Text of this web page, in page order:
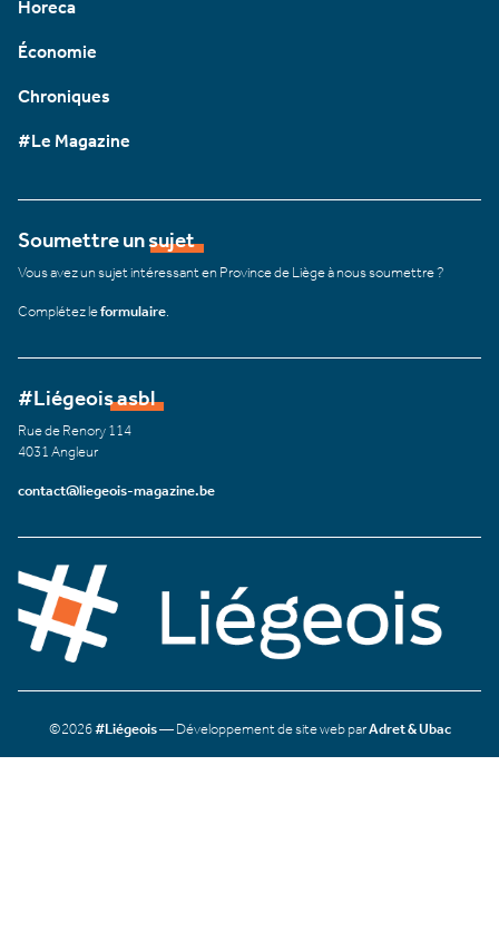
Horeca
Économie
Chroniques
#Le Magazine
Soumettre un sujet
Vous avez un sujet intéressant en Province de Liège à nous soumettre ?
Complétez leformulaire
#Liégeois asbl
Rue de Renory 114
4031 Angleur
contact@liegeois-magazine.be
©2026#Liégeois— Développement de site web parAdret & Ubac